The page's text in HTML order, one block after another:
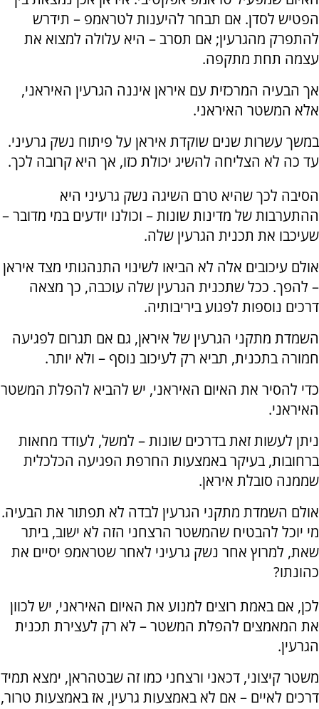
הפטיש לסדן. אם תבחר להיענות לטראמפ – תידרש
להתפרק מהגרעין; אם תסרב – היא עלולה למצוא את
עצמה תחת מתקפה.
אך הבעיה המרכזית עם איראן איננה הגרעין האיראני,
אלא המשטר האיראני.
במשך עשרות שנים שוקדת איראן על פיתוח נשק גרעיני.
עד כה לא הצליחה להשיג יכולת כזו, אך היא קרובה לכך.
הסיבה לכך שהיא טרם השיגה נשק גרעיני היא
ההתערבות של מדינות שונות – וכולנו יודעים במי מדובר –
שעיכבו את תכנית הגרעין שלה.
אולם עיכובים אלה לא הביאו לשינוי התנהגותי מצד איראן
– להפך. ככל שתכנית הגרעין שלה עוכבה, כך מצאה
דרכים נוספות לפגוע ביריבותיה.
השמדת מתקני הגרעין של איראן, גם אם תגרום לפגיעה
חמורה בתכנית, תביא רק לעיכוב נוסף – ולא יותר.
כדי להסיר את האיום האיראני, יש להביא להפלת המשטר
האיראני.
ניתן לעשות זאת בדרכים שונות – למשל, לעודד מחאות
ברחובות, בעיקר באמצעות החרפת הפגיעה הכלכלית
שממנה סובלת איראן.
אולם השמדת מתקני הגרעין לבדה לא תפתור את הבעיה.
מי יוכל להבטיח שהמשטר הרצחני הזה לא ישוב, ביתר
שאת, למרוץ אחר נשק גרעיני לאחר שטראמפ יסיים את
כהונתו?
לכן, אם באמת רוצים למנוע את האיום האיראני, יש לכוון
את המאמצים להפלת המשטר – לא רק לעצירת תכנית
הגרעין.
משטר קיצוני, דכאני ורצחני כמו זה שבטהראן, ימצא תמיד
דרכים לאיים – אם לא באמצעות גרעין, אז באמצעות טרור,